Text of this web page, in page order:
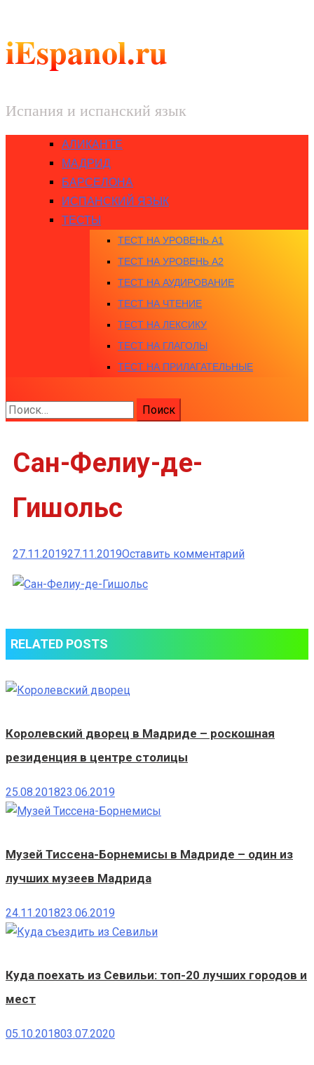
iEspanol.ru
Испания и испанский язык
АЛИКАНТЕ
МАДРИД
БАРСЕЛОНА
ИСПАНСКИЙ ЯЗЫК
ТЕСТЫ
ТЕСТ НА УРОВЕНЬ A1
ТЕСТ НА УРОВЕНЬ A2
ТЕСТ НА АУДИРОВАНИЕ
ТЕСТ НА ЧТЕНИЕ
ТЕСТ НА ЛЕКСИКУ
ТЕСТ НА ГЛАГОЛЫ
ТЕСТ НА ПРИЛАГАТЕЛЬНЫЕ
Найти:
Сан-Фелиу-де-
Гишольс
27.11.201927.11.2019Оставить комментарийк
Гишольс
RELATED POSTS
Королевский дворец в Мадриде – роскошная
резиденция в центре столицы
25.08.201823.06.2019
Музей Тиссена-Борнемисы в Мадриде – один из
лучших музеев Мадрида
24.11.201823.06.2019
Куда поехать из Севильи: топ-20 лучших городов и
мест
05.10.201803.07.2020